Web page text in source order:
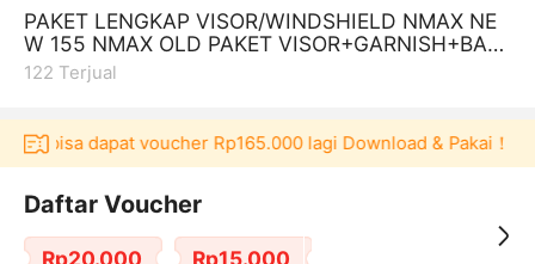
PAKET LENGKAP VISOR/WINDSHIELD NMAX NE
W 155 NMAX OLD PAKET VISOR+GARNISH+BAU
T
122 Terjual
bisa dapat voucher Rp165.000 lagi Download & Pakai！
Daftar Voucher
Rp20.000 Rp15.000